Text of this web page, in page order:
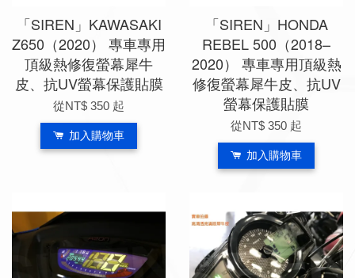
「SIREN」KAWASAKI
Z650（2020） 專車專用
頂級熱修復螢幕犀牛
皮、抗UV螢幕保護貼膜
從NT$ 350 起
加入購物車
「SIREN」HONDA
REBEL 500（2018–
2020） 專車專用頂級熱
修復螢幕犀牛皮、抗UV
螢幕保護貼膜
從NT$ 350 起
加入購物車